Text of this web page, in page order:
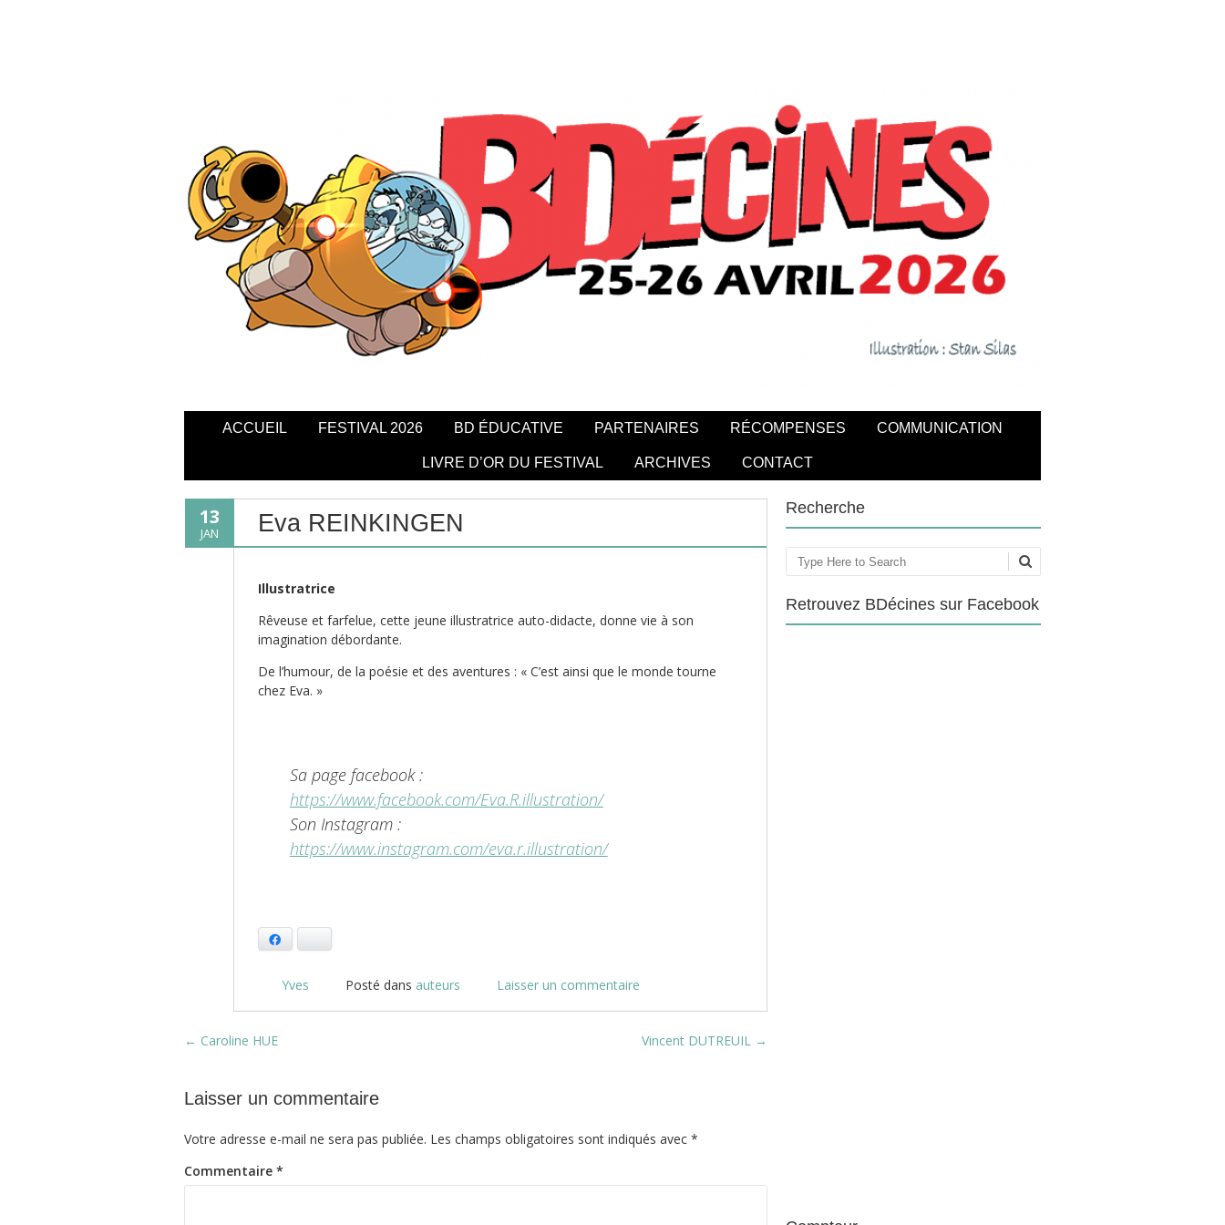
ACCUEIL FESTIVAL 2026 BD ÉDUCATIVE PARTENAIRES RÉCOMPENSES COMMUNICATION
LIVRE D’OR DU FESTIVAL ARCHIVES CONTACT
13
JAN Eva REINKINGEN
Illustratrice
Rêveuse et farfelue, cette jeune illustratrice auto-didacte, donne vie à son
imagination débordante.
De l’humour, de la poésie et des aventures : « C’est ainsi que le monde tourne
chez Eva. »
Sa page facebook :
https://www.facebook.com/Eva.R.illustration/
Son Instagram :
https://www.instagram.com/eva.r.illustration/
Yves Posté dans auteurs Laisser un commentaire
Post navigation
← Caroline HUE Vincent DUTREUIL →
Laisser un commentaire
Votre adresse e-mail ne sera pas publiée. Les champs obligatoires sont indiqués avec *
Commentaire *
Recherche
Rechercher
Retrouvez BDécines sur Facebook